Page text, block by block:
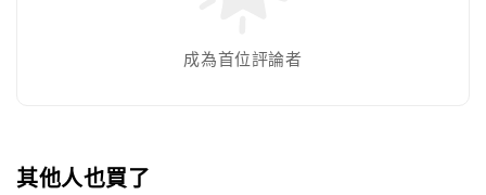
成為首位評論者
其他人也買了